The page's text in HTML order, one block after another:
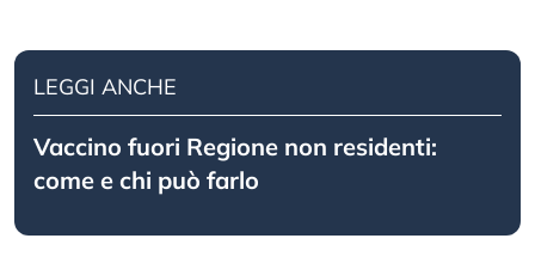
LEGGI ANCHE
Vaccino fuori Regione non residenti:
come e chi può farlo